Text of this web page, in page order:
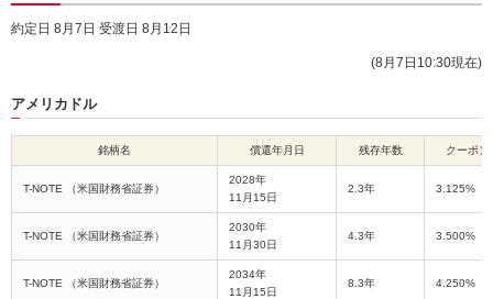
動
し約定日 8月7日 受渡日 8月12日
(8月7日10:30現在)
アメリカドル
銘柄名 償還年月日 残存年数 クーポン
T-NOTE （米国財務省証券）
2028年
11月15日
2.3年 3.125%
T-NOTE （米国財務省証券）
2030年
11月30日
4.3年 3.500%
T-NOTE （米国財務省証券）
2034年
11月15日
8.3年 4.250%